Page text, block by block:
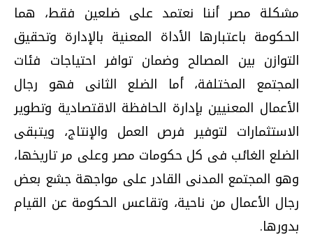
مشكلة مصر أننا نعتمد على ضلعين فقط، هما
الحكومة باعتبارها الأداة المعنية بالإدارة وتحقيق
التوازن بين المصالح وضمان توافر احتياجات فئات
المجتمع المختلفة، أما الضلع الثانى فهو رجال
الأعمال المعنيين بإدارة الحافظة الاقتصادية وتطوير
الاستثمارات لتوفير فرص العمل والإنتاج، ويتبقى
الضلع الغائب فى كل حكومات مصر وعلى مر تاريخها،
وهو المجتمع المدنى القادر على مواجهة جشع بعض
رجال الأعمال من ناحية، وتقاعس الحكومة عن القيام
بدورها.